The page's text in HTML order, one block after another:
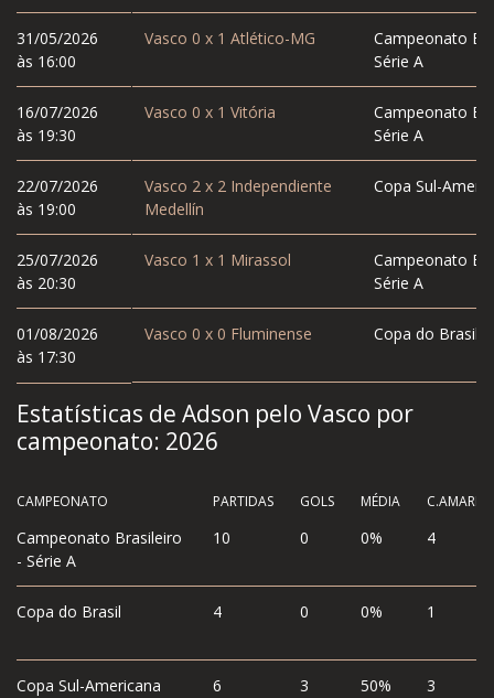
31/05/2026
às 16:00
16/07/2026
às 19:30
22/07/2026
às 19:00
25/07/2026
às 20:30
01/08/2026
às 17:30
Vasco 0 x 1 Atlético-MG
Campeonato
Série A
Vasco 0 x 1 Vitória
Campeonato
Série A
Vasco 2 x 2Independiente
Medellín
Copa Sul-
Vasco 1 x 1 Mirassol
Campeonato
Série A
Vasco 0 x 0 Fluminense Copa do Brasil
Estatísticas de Adson pelo Vasco por
campeonato: 2026
CAMPEONATO
Campeonato Brasileiro
- Série A
Copa do Brasil
Copa Sul-Americana
PARTIDAS GOLS MÉDIA
10 0 0% 4
4 0 0% 1
6 3 50% 3